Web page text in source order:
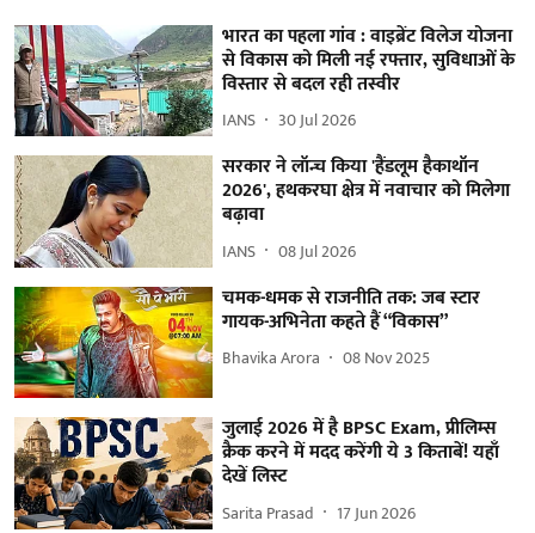
भारत का पहला गांव : वाइब्रेंट विलेज योजना
से विकास को मिली नई रफ्तार, सुविधाओं के
विस्तार से बदल रही तस्वीर
IANS 30 Jul 2026
सरकार ने लॉन्च किया 'हैंडलूम हैकाथॉन
2026', हथकरघा क्षेत्र में नवाचार को मिलेगा
बढ़ावा
IANS 08 Jul 2026
चमक-धमक से राजनीति तक: जब स्टार
गायक-अभिनेता कहते हैं “विकास”
Bhavika Arora 08 Nov 2025
जुलाई 2026 में है BPSC Exam, प्रीलिम्स
क्रैक करने में मदद करेंगी ये 3 किताबें! यहाँ
देखें लिस्ट
Sarita Prasad 17 Jun 2026